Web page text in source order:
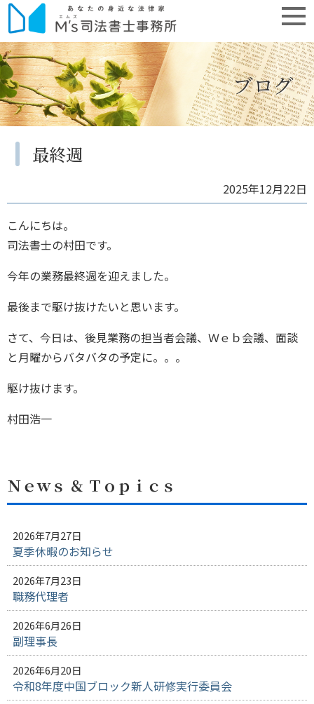
ブログ
最終週
2025年12月22日
こんにちは。
司法書士の村田です。
今年の業務最終週を迎えました。
最後まで駆け抜けたいと思います。
さて、今日は、後見業務の担当者会議、Ｗｅｂ会議、面談
と月曜からバタバタの予定に。。。
駆け抜けます。
村田浩一
Ｎｅｗｓ ＆ Ｔｏｐｉｃｓ
2026年7月27日
夏季休暇のお知らせ
2026年7月23日
職務代理者
2026年6月26日
副理事長
2026年6月20日
令和8年度中国ブロック新人研修実行委員会